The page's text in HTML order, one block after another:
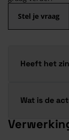
Stel je vraag
Heeft het
Wat is de